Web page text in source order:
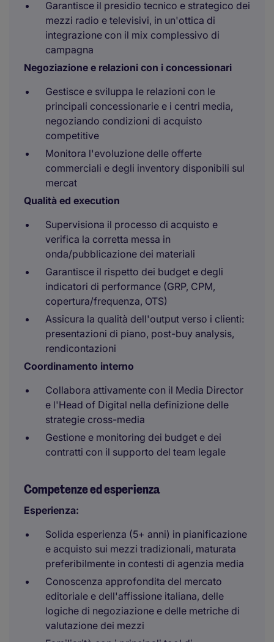
Garantisce il presidio tecnico e strategico dei
mezzi radio e televisivi, in un'ottica di
integrazione con il mix complessivo di
campagna
Negoziazione e relazioni con i concessionari
Gestisce e sviluppa le relazioni con le
principali concessionarie e i centri media,
negoziando condizioni di acquisto
competitive
Monitora l'evoluzione delle offerte
commerciali e degli inventory disponibili sul
mercat
Qualità ed execution
Supervisiona il processo di acquisto e
verifica la corretta messa in
onda/pubblicazione dei materiali
Garantisce il rispetto dei budget e degli
indicatori di performance (GRP, CPM,
copertura/frequenza, OTS)
Assicura la qualità dell'output verso i clienti:
presentazioni di piano, post-buy analysis,
rendicontazioni
Coordinamento interno
Collabora attivamente con il Media Director
e l'Head of Digital nella definizione delle
strategie cross-media
Gestione e monitoring dei budget e dei
contratti con il supporto del team legale
Competenze ed esperienza
Esperienza:
Solida esperienza (5+ anni) in pianificazione
e acquisto sui mezzi tradizionali, maturata
preferibilmente in contesti di agenzia media
Conoscenza approfondita del mercato
editoriale e dell'affissione italiana, delle
logiche di negoziazione e delle metriche di
valutazione dei mezzi